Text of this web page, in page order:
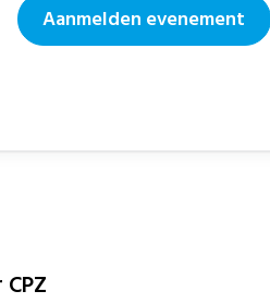
Aanmelden evenement